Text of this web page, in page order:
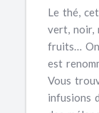
Le thé,
vert, noir,
fruits…
est
Vous
infusions